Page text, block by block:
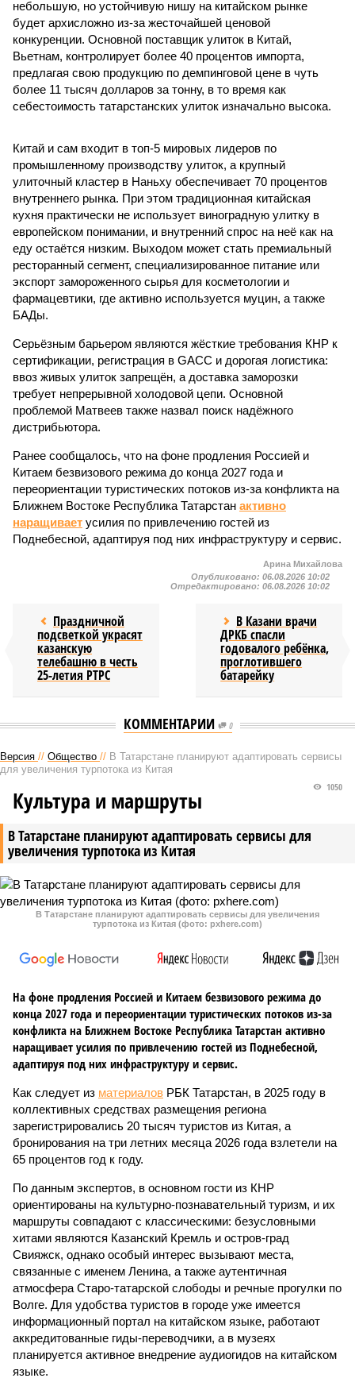
небольшую, но устойчивую нишу на китайском рынке
будет архисложно из-за жесточайшей ценовой
конкуренции. Основной поставщик улиток в Китай,
Вьетнам, контролирует более 40 процентов импорта,
предлагая свою продукцию по демпинговой цене в чуть
более 11 тысяч долларов за тонну, в то время как
себестоимость татарстанских улиток изначально высока.
Китай и сам входит в топ-5 мировых лидеров по
промышленному производству улиток, а крупный
улиточный кластер в Наньху обеспечивает 70 процентов
внутреннего рынка. При этом традиционная китайская
кухня практически не использует виноградную улитку в
европейском понимании, и внутренний спрос на неё как на
еду остаётся низким. Выходом может стать премиальный
ресторанный сегмент, специализированное питание или
экспорт замороженного сырья для косметологии и
фармацевтики, где активно используется муцин, а также
БАДы.
Серьёзным барьером являются жёсткие требования КНР к
сертификации, регистрация в GACC и дорогая логистика:
ввоз живых улиток запрещён, а доставка заморозки
требует непрерывной холодовой цепи. Основной
проблемой Матвеев также назвал поиск надёжного
дистрибьютора.
Ранее сообщалось, что на фоне продления Россией и
Китаем безвизового режима до конца 2027 года и
переориентации туристических потоков из-за конфликта на
Ближнем Востоке Республика Татарстан активно
наращивает усилия по привлечению гостей из
Поднебесной, адаптируя под них инфраструктуру и сервис.
Арина Михайлова
Опубликовано: 06.08.2026 10:02
Отредактировано: 06.08.2026 10:02
Праздничной
подсветкой украсят
казанскую
телебашню в честь
25-летия РТРС
В Казани врачи
ДРКБ спасли
годовалого ребёнка,
проглотившего
батарейку
КОММЕНТАРИИ 0
Версия // Общество // В Татарстане планируют адаптировать сервисы
для увеличения турпотока из Китая
В Татарстане планируют адаптировать сервисы для
увеличения турпотока из Китая
1050
Культура и маршруты
В Татарстане планируют адаптировать сервисы для увеличения
турпотока из Китая (фото: pxhere.com)
На фоне продления Россией и Китаем безвизового режима до
конца 2027 года и переориентации туристических потоков из-за
конфликта на Ближнем Востоке Республика Татарстан активно
наращивает усилия по привлечению гостей из Поднебесной,
адаптируя под них инфраструктуру и сервис.
Как следует из материалов РБК Татарстан, в 2025 году в
коллективных средствах размещения региона
зарегистрировались 20 тысяч туристов из Китая, а
бронирования на три летних месяца 2026 года взлетели на
65 процентов год к году.
По данным экспертов, в основном гости из КНР
ориентированы на культурно-познавательный туризм, и их
маршруты совпадают с классическими: безусловными
хитами являются Казанский Кремль и остров-град
Свияжск, однако особый интерес вызывают места,
связанные с именем Ленина, а также аутентичная
атмосфера Старо-татарской слободы и речные прогулки по
Волге. Для удобства туристов в городе уже имеется
информационный портал на китайском языке, работают
аккредитованные гиды-переводчики, а в музеях
планируется активное внедрение аудиогидов на китайском
языке.